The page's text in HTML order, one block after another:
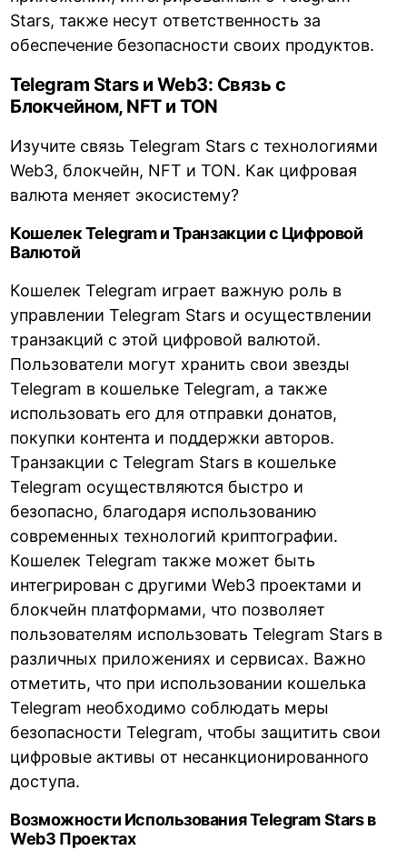
Stars, также несут ответственность за
обеспечение безопасности своих продуктов.
Telegram Stars и Web3: Связь с
Блокчейном, NFT и TON
Изучите связь Telegram Stars с технологиями
Web3, блокчейн, NFT и TON. Как цифровая
валюта меняет экосистему?
Кошелек Telegram и Транзакции с Цифровой
Валютой
Кошелек Telegram играет важную роль в
управлении Telegram Stars и осуществлении
транзакций с этой цифровой валютой.
Пользователи могут хранить свои звезды
Telegram в кошельке Telegram, а также
использовать его для отправки донатов,
покупки контента и поддержки авторов.
Транзакции с Telegram Stars в кошельке
Telegram осуществляются быстро и
безопасно, благодаря использованию
современных технологий криптографии.
Кошелек Telegram также может быть
интегрирован с другими Web3 проектами и
блокчейн платформами, что позволяет
пользователям использовать Telegram Stars в
различных приложениях и сервисах. Важно
отметить, что при использовании кошелька
Telegram необходимо соблюдать меры
безопасности Telegram, чтобы защитить свои
цифровые активы от несанкционированного
доступа.
Возможности Использования Telegram Stars в
Web3 Проектах